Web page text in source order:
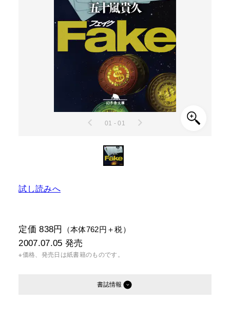
01 - 01
試し読みへ
定価 838円 （本体762円＋税）
2007.07.05 発売
※価格、発売日は紙書籍のものです。
書誌情報